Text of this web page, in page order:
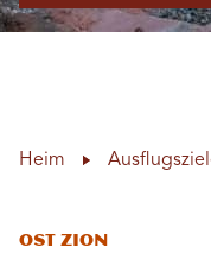
Heim
Ost Zion